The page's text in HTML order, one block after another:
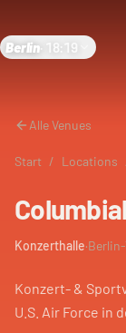
Berlin 18:19
Alle Venues
Start / Locations
Konzerthalle·
Konzert- &
U.S. Air Force in